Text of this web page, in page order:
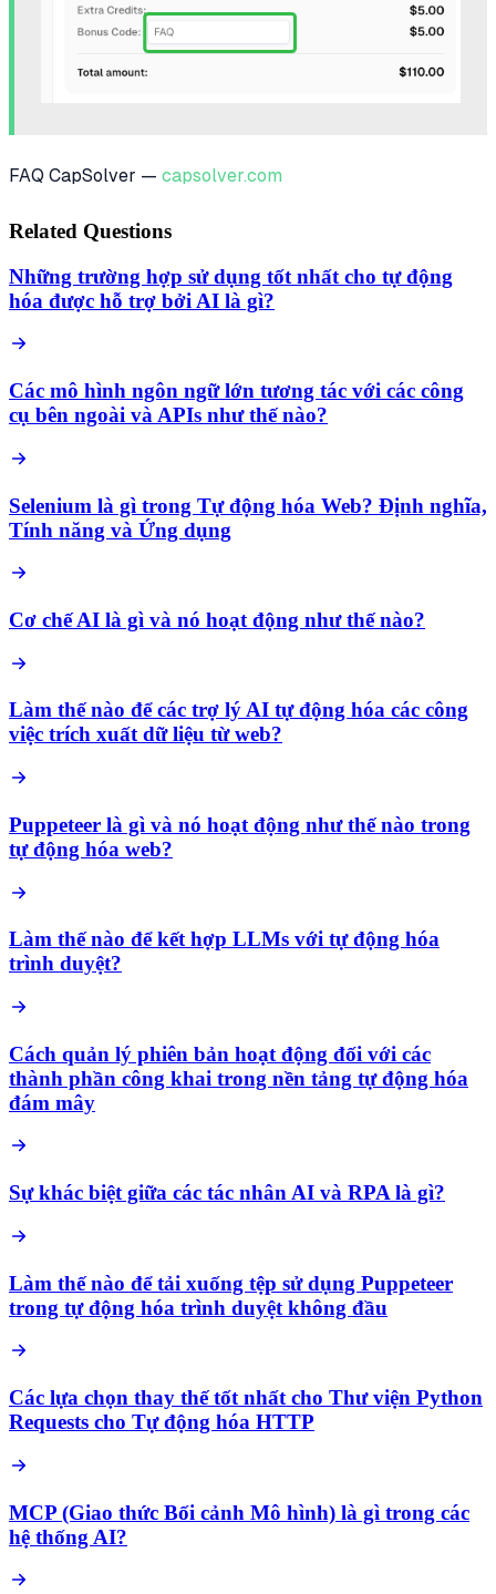
FAQ CapSolver — capsolver.com
Related Questions
Những trường hợp sử dụng tốt nhất cho tự động
hóa được hỗ trợ bởi AI là gì?
Các mô hình ngôn ngữ lớn tương tác với các công
cụ bên ngoài và APIs như thế nào?
Selenium là gì trong Tự động hóa Web? Định nghĩa,
Tính năng và Ứng dụng
Cơ chế AI là gì và nó hoạt động như thế nào?
Làm thế nào để các trợ lý AI tự động hóa các công
việc trích xuất dữ liệu từ web?
Puppeteer là gì và nó hoạt động như thế nào trong
tự động hóa web?
Làm thế nào để kết hợp LLMs với tự động hóa
trình duyệt?
Cách quản lý phiên bản hoạt động đối với các
thành phần công khai trong nền tảng tự động hóa
đám mây
Sự khác biệt giữa các tác nhân AI và RPA là gì?
Làm thế nào để tải xuống tệp sử dụng Puppeteer
trong tự động hóa trình duyệt không đầu
Các lựa chọn thay thế tốt nhất cho Thư viện Python
Requests cho Tự động hóa HTTP
MCP (Giao thức Bối cảnh Mô hình) là gì trong các
hệ thống AI?